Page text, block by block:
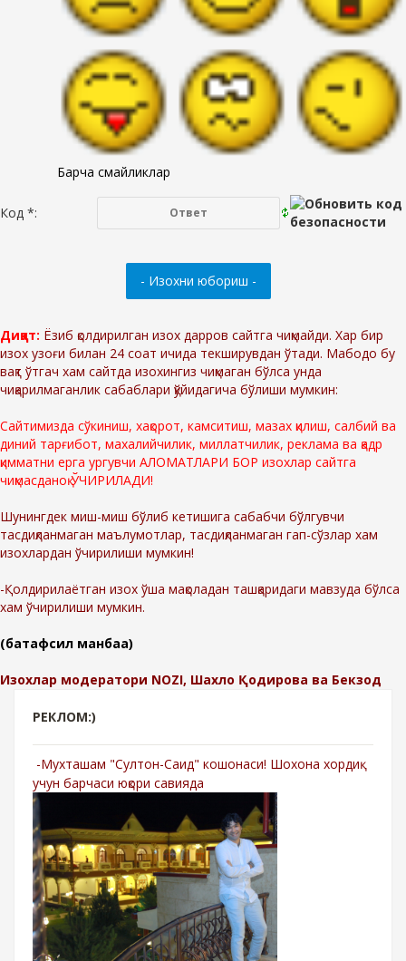
Барча смайликлар
Код *:
Диққат: Ёзиб қолдирилган изох дарров сайтга чиқмайди. Хар бир
изох узоғи билан 24 соат ичида текширувдан ўтади. Мабодо бу
вақт ўтгач хам сайтда изохингиз чиқмаган бўлса унда
чиқарилмаганлик сабаблари қўйидагича бўлиши мумкин:
Сайтимизда сўкиниш, хақорот, камситиш, мазах қилиш, салбий ва
диний тарғибот, махалийчилик, миллатчилик, реклама ва қадр
қимматни ерга ургувчи АЛОМАТЛАРИ БОР изохлар сайтга
чиқмасданоқ ЎЧИРИЛАДИ!
Шунингдек миш-миш бўлиб кетишига сабабчи бўлгувчи
тасдиқланмаган маълумотлар, тасдиқланмаган гап-сўзлар хам
изохлардан ўчирилиши мумкин!
-Қолдирилаётган изох ўша мақоладан ташқаридаги мавзуда бўлса
хам ўчирилиши мумкин.
(батафсил манбаа)
Изохлар модератори NOZI, Шахло Қодирова ва Бекзод
РЕКЛОМ:)
-Мухташам "Султон-Саид" кошонаси! Шохона хордиқ
учун барчаси юқори савияда